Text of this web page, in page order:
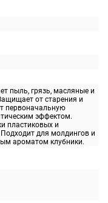
пыль, грязь, масляные и
от старения и
первоначальную
эффектом.
пластиковых и
для молдингов и
ароматом клубники.